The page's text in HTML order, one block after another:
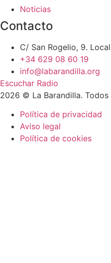
Noticias
Contacto
C/ San Rogelio, 9.
+34 629 08 60 19
info@labarandilla.org
Escuchar Radio
2026 © La Barandilla.
Política de privacidad
Aviso legal
Política de cookies